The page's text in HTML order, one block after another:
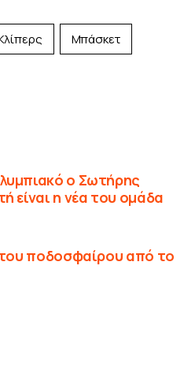
Μπάσκετ
ο Σωτήρης
είναι η νέα του ομάδα
ποδοσφαίρου από το